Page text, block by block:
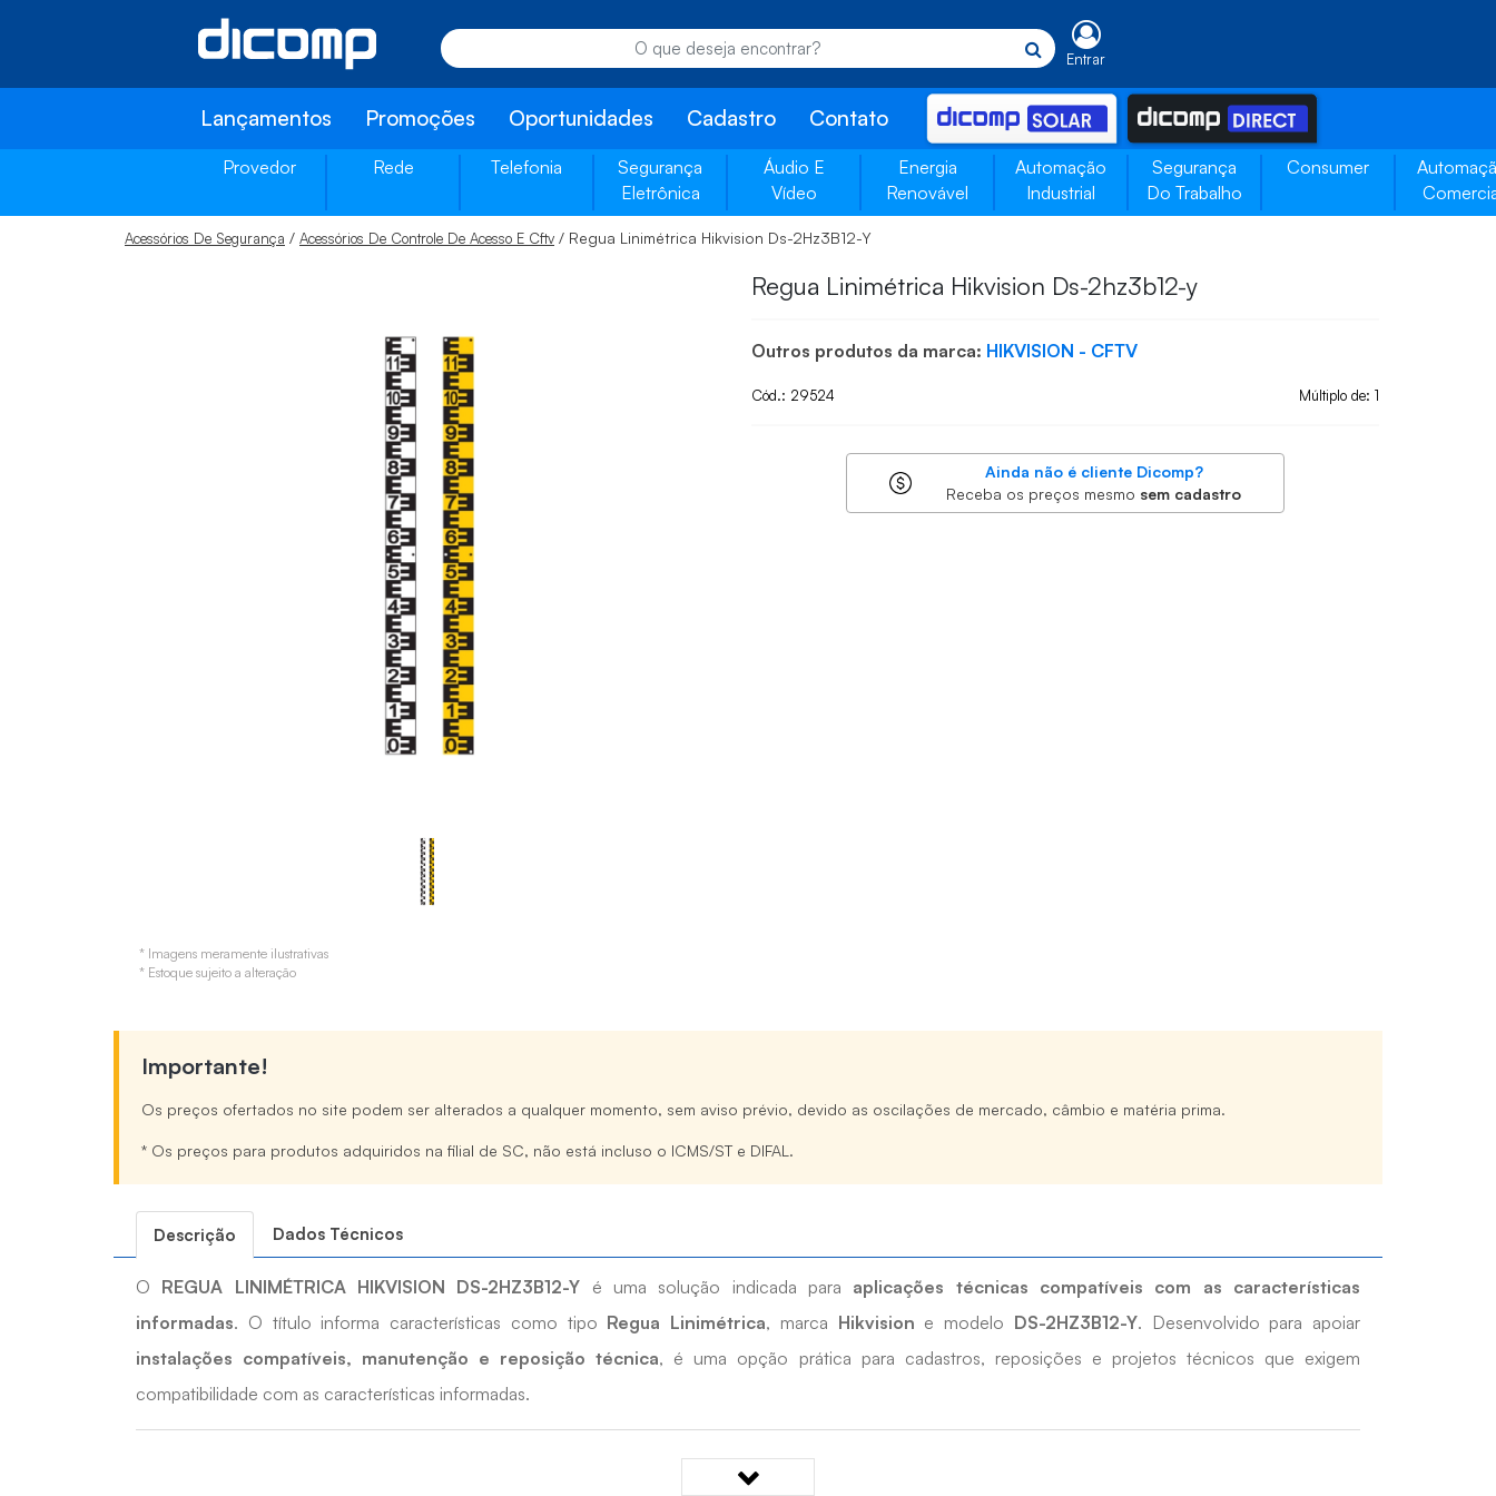
Entrar
Lançamentos Promoções Oportunidades Cadastro Contato
Provedor Rede Telefonia
Segurança
Eletrônica
Áudio E
Vídeo
Energia
Renovável
Automação
Industrial
Segurança
Do Trabalho
Consumer
Acessórios De Segurança / Acessórios De Controle De Acesso E Cftv / Regua Linimétrica Hikvision Ds-2Hz3B12-Y
* Imagens meramente ilustrativas
* Estoque sujeito a alteração
Regua Linimétrica Hikvision Ds-2hz3b12-y
Outros produtos da marca: HIKVISION - CFTV
Cód.: 29524 Múltiplo de: 1
Ainda não é cliente Dicomp?
Receba os preços mesmo sem cadastro
Importante!
Os preços ofertados no site podem ser alterados a qualquer momento, sem aviso prévio, devido as oscilações de mercado, câmbio e matéria prima.
* Os preços para produtos adquiridos na filial de SC, não está incluso o ICMS/ST e DIFAL.
Descrição Dados Técnicos
O REGUA LINIMÉTRICA HIKVISION DS-2HZ3B12-Y é uma solução indicada para aplicações técnicas compatíveis com as características
informadas. O título informa características como tipo Regua Linimétrica, marca Hikvision e modelo DS-2HZ3B12-Y. Desenvolvido para apoiar
instalações compatíveis, manutenção e reposição técnica, é uma opção prática para cadastros, reposições e projetos técnicos que exigem
compatibilidade com as características informadas.
Quais os benefícios do REGUA LINIMÉTRICA HIKVISION DS-2HZ3B12-Y?